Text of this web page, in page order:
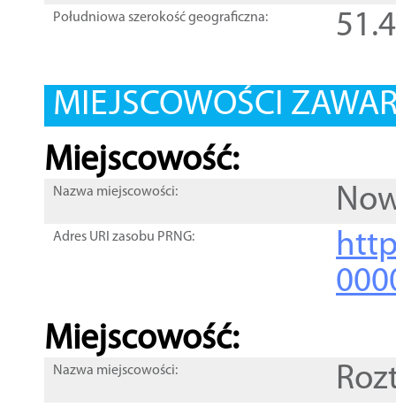
Południowa szerokość geograficzna:
MIEJSCOWOŚCI
Miejscowość:
Nazwa miejscowości:
Adres URI zasobu PRNG:
Miejscowość:
Nazwa miejscowości: